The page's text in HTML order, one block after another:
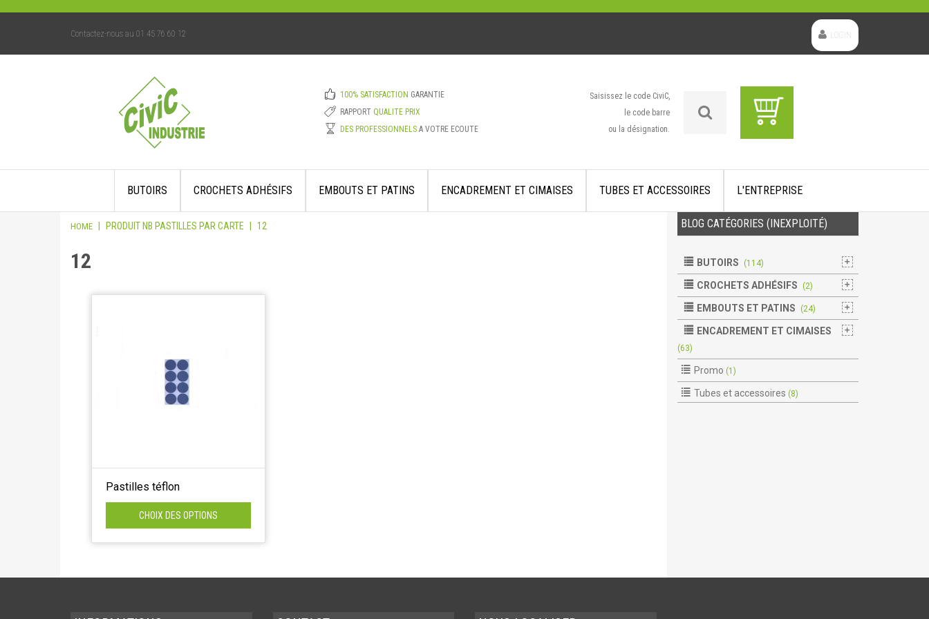
Contactez-nous au 01 45 76 60 12
100% SATISFACTION GARANTIE
RAPPORT QUALITE PRIX
DES PROFESSIONNELSA VOTRE ECOUTE
Saisissez le code CiviC,
le code barre
ou la désignation.
content
BUTOIRS CROCHETS ADHÉSIFS EMBOUTS ET PATINS ENCADREMENT ET CIMAISES TUBES ET ACCESSOIRES L'ENTREPRISE
HOME PRODUIT NB PASTILLES PAR CARTE 12
12
Pastilles téflon
CHOIX DES OPTIONS
BLOG CATÉGORIES (INEXPLOITÉ)
BUTOIRS (114)
CROCHETS ADHÉSIFS (2)
EMBOUTS ET PATINS (24)
ENCADREMENT ET CIMAISES
(63)
Promo (1)
Tubes et accessoires (8)